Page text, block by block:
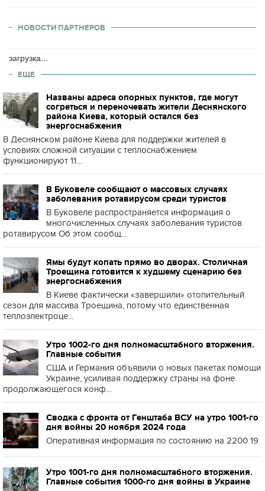
НОВОСТИ ПАРТНЕРОВ
загрузка...
ЕЩЕ
Названы адреса опорных пунктов, где могут
согреться и переночевать жители Деснянского
района Киева, который остался без
энергоснабжения
В Деснянском районе Киева для поддержки жителей в
условиях сложной ситуации с теплоснабжением
функционируют 11...
В Буковеле сообщают о массовых случаях
заболевания ротавирусом среди туристов
В Буковеле распространяется информация о
многочисленных случаях заболевания туристов
ротавирусом Об этом сообщ...
Ямы будут копать прямо во дворах. Столичная
Троещина готовится к худшему сценарию без
энергоснабжения
В Киеве фактически «завершили» отопительный
сезон для массива Троещина, потому что единственная
теплоэлектроце...
Утро 1002-го дня полномасштабного вторжения.
Главные события
США и Германия объявили о новых пакетах помощи
Украине, усиливая поддержку страны на фоне
продолжающегося конф...
Сводка с фронта от Генштаба ВСУ на утро 1001-го
дня войны 20 ноября 2024 года
Оперативная информация по состоянию на 2200 19
Утро 1001-го дня полномасштабного вторжения.
Главные события 1000-го дня войны в Украине